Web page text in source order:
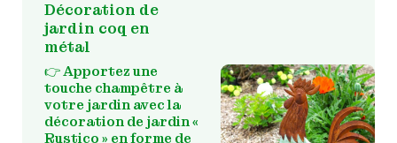
Décoration de
jardin coq en
métal
👉Apportez une
touche champêtre à
votre jardin avec la
décoration de jardin «
Rustico » en forme de